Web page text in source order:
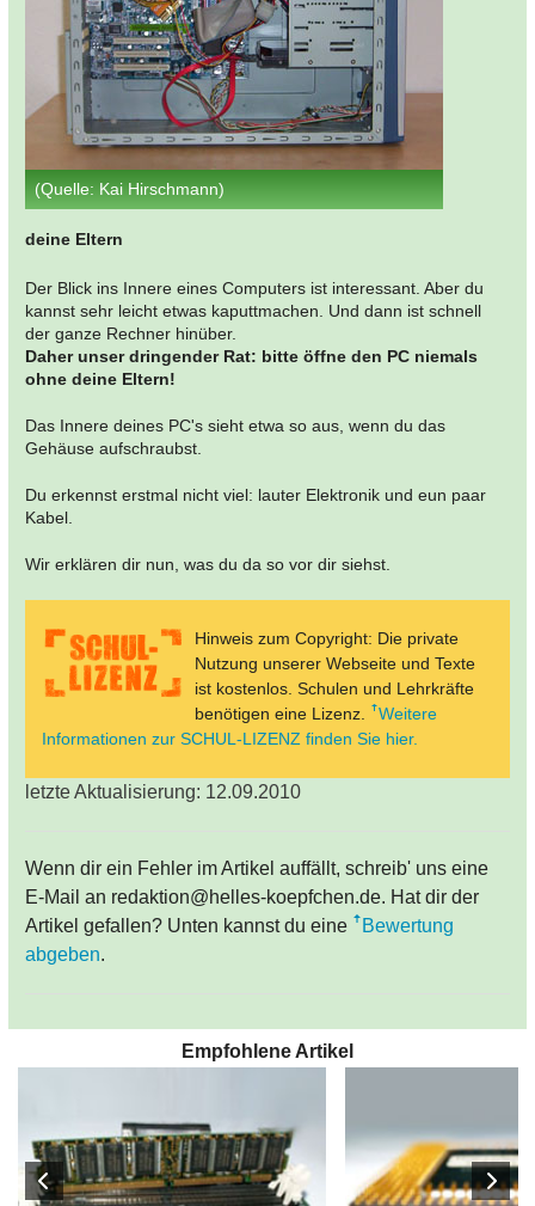
(Quelle: Kai Hirschmann)
deine Eltern
Der Blick ins Innere eines Computers ist interessant. Aber du
kannst sehr leicht etwas kaputtmachen. Und dann ist schnell
der ganze Rechner hinüber.
Daher unser dringender Rat: bitte öffne den PC niemals
ohne deine Eltern!
Das Innere deines PC's sieht etwa so aus, wenn du das
Gehäuse aufschraubst.
Du erkennst erstmal nicht viel: lauter Elektronik und eun paar
Kabel.
Wir erklären dir nun, was du da so vor dir siehst.
Hinweis zum Copyright: Die private
Nutzung unserer Webseite und Texte
ist kostenlos. Schulen und Lehrkräfte
benötigen eine Lizenz.
Weitere
Informationen zur SCHUL-LIZENZ finden Sie hier.
letzte Aktualisierung: 12.09.2010
Wenn dir ein Fehler im Artikel auffällt, schreib' uns eine
E-Mail an redaktion@helles-koepfchen.de. Hat dir der
Artikel gefallen? Unten kannst du eine
Bewertung
abgeben.
Empfohlene Artikel